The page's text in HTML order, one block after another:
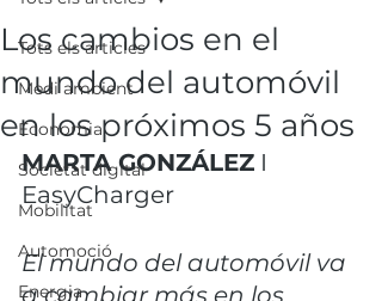
Tots els articles
Medi ambient
Economia
Societat digital
Mobilitat
Automoció
Energia
Los cambios en el
mundo del automóvil
en los próximos 5 años
MARTA GONZÁLEZ I
EasyCharger
El mundo del automóvil va
a cambiar más en los